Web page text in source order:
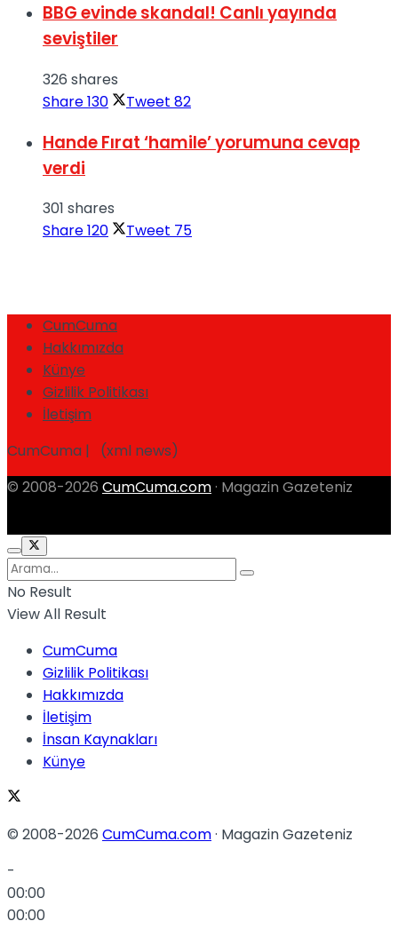
BBG evinde skandal! Canlı yayında
seviştiler
326 shares
Share130 Tweet 82
Hande Fırat ‘hamile’ yorumuna cevap
verdi
301 shares
Share120 Tweet 75
CumCuma
Hakkımızda
Künye
Gizlilik Politikası
İletişim
CumCuma | (xml news)
© 2008-2026 CumCuma.com · Magazin Gazeteniz
No Result
View All Result
CumCuma
Gizlilik Politikası
Hakkımızda
İletişim
İnsan Kaynakları
Künye
© 2008-2026 CumCuma.com· Magazin Gazeteniz
-
00:00
00:00